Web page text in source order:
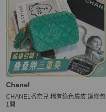
Chanel
CHANEL香奈兒 稀有綠色麂皮 鏈條包
1開